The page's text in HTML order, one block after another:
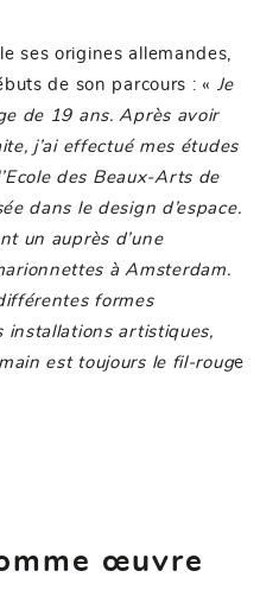
ses origines allemandes,
de son parcours : « Je
de 19 ans. Après avoir
j’ai effectué mes études
des Beaux-Arts de
dans le design d’espace.
un auprès d’une
à Amsterdam.
formes
installations artistiques,
est toujours le fil-rouge
œuvre